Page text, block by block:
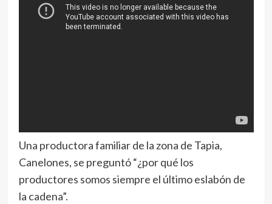
Una productora familiar de la zona de Tapia,
Canelones, se preguntó “¿por qué los
productores somos siempre el último eslabón de
la cadena”.